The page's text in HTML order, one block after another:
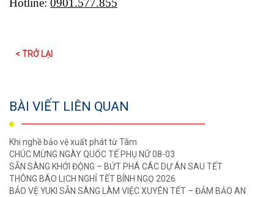
Hotline: 0901.577.855
< TRỞ LẠI
BÀI VIẾT LIÊN QUAN
Khi nghề bảo vệ xuất phát từ Tâm
CHÚC MỪNG NGÀY QUỐC TẾ PHỤ NỮ 08-03
SẴN SÀNG KHỞI ĐỘNG – BỨT PHÁ CÁC DỰ ÁN SAU TẾT
THÔNG BÁO LỊCH NGHỈ TẾT BÍNH NGỌ 2026
BẢO VỆ YUKI SẴN SÀNG LÀM VIỆC XUYÊN TẾT – ĐẢM BẢO AN